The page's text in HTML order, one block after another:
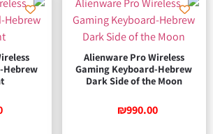
Alienware Pro Wireless
Gaming Keyboard-Hebrew
Dark Side of the Moon
₪990.00
Hebrew